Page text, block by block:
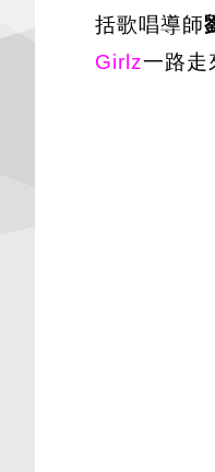
括歌唱導師
Girlz一路走